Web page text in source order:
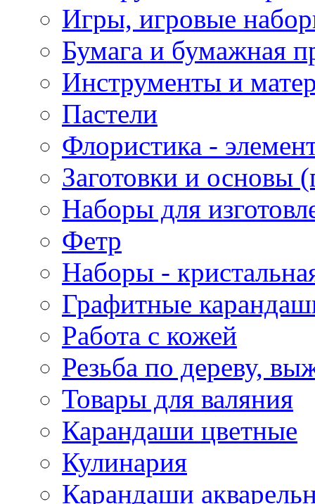
Игры, игровые
Бумага и бумажная
Инструменты и
Пастели
Флористика -
Заготовки и основы
Наборы для
Фетр
Наборы -
Графитные
Работа с кожей
Резьба по дереву,
Товары для валяния
Карандаши цветные
Кулинария
Карандаши